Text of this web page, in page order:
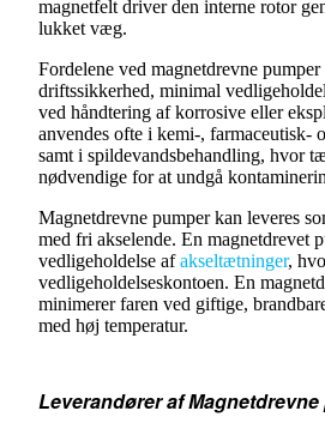
magnetfelt driver den interne rotor
lukket væg.
Fordelene ved magnetdrevne
driftssikkerhed, minimal
ved håndtering af korrosive eller
anvendes ofte i kemi-, farmaceutisk-
samt i spildevandsbehandling, hvor
nødvendige for at undgå
Magnetdrevne pumper kan leveres
med fri akselende. En magnetdrevet
vedligeholdelse afakseltætninger,
vedligeholdelseskontoen. En
minimerer faren ved giftige,
med høj temperatur.
Leverandører af